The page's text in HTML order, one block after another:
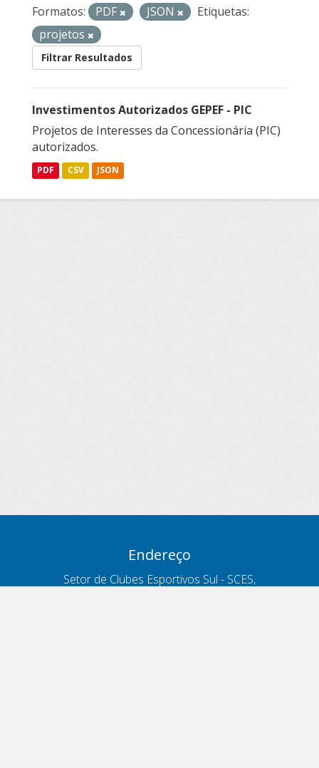
Formatos: PDF JSON
Etiquetas:
projetos
Filtrar Resultados
Investimentos Autorizados GEPEF - PIC
Projetos de Interesses da Concessionária (PIC)
autorizados.
PDF CSV JSON
Endereço
Setor de Clubes Esportivos Sul - SCES,